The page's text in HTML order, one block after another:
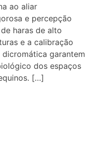
ao aliar
e percepção
haras de alto
e a calibração
garantem
dos espaços
[…]